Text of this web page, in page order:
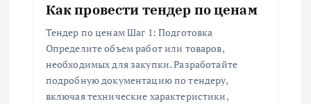
Как провести тендер по ценам
Тендер по ценам Шаг 1: Подготовка
Определите объем работ или товаров,
необходимых для закупки. Разработайте
подробную документацию по тендеру,
включая технические характеристики,